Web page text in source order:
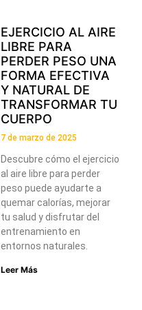
EJERCICIO AL AIRE
LIBRE PARA
PERDER PESO UNA
FORMA EFECTIVA
Y NATURAL DE
TRANSFORMAR TU
CUERPO
7 de marzo de 2025
Descubre cómo el ejercicio
al aire libre para perder
peso puede ayudarte a
quemar calorías, mejorar
tu salud y disfrutar del
entrenamiento en
entornos naturales.
Leer Más